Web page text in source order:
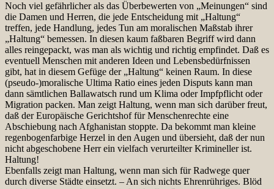
Noch viel gefährlicher als das Überbewerten von „Meinungen“ sind
die Damen und Herren, die jede Entscheidung mit „Haltung“
treffen, jede Handlung, jedes Tun am moralischen Maßstab ihrer
„Haltung“ bemessen. In diesen kaum faßbaren Begriff wird dann
alles reingepackt, was man als wichtig und richtig empfindet. Daß es
eventuell Menschen mit anderen Ideen und Lebensbedürfnissen
gibt, hat in diesem Gefüge der „Haltung“ keinen Raum. In diese
(pseudo-)moralische Ultima Ratio eines jeden Disputs kann man
dann sämtlichen Ballawatsch rund um Klima oder Impfpflicht oder
Migration packen. Man zeigt Haltung, wenn man sich darüber freut,
daß der Europäische Gerichtshof für Menschenrechte eine
Abschiebung nach Afghanistan stoppte. Da bekommt man kleine
regenbogenfarbige Herzel in den Augen und übersieht, daß der nun
nicht abgeschobene Herr ein vielfach verurteilter Krimineller ist.
Haltung!
Ebenfalls zeigt man Haltung, wenn man sich für Radwege quer
durch diverse Städte einsetzt. – An sich nichts Ehrenrühriges. Blöd